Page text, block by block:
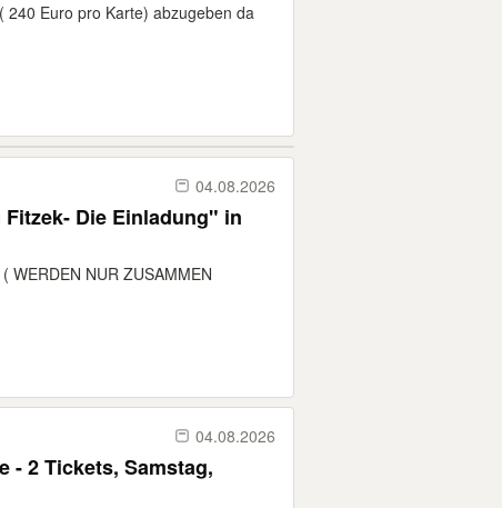
Euro pro Karte) abzugeben da
04.08.2026
WERDEN NUR ZUSAMMEN
04.08.2026
- 2 Tickets, Samstag,